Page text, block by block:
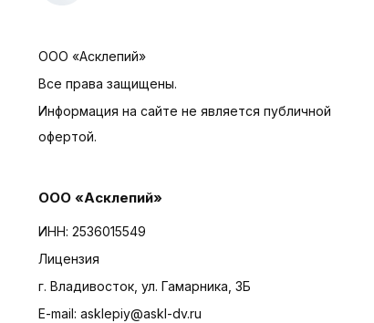
ООО «Асклепий»
Все права защищены.
Информация на сайте не является публичной
офертой.
ООО «Асклепий»
ИНН: 2536015549
Лицензия
г. Владивосток, ул. Гамарника, 3Б
E-mail: asklepiy@askl-dv.ru